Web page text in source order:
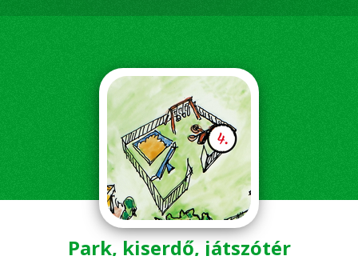
Park, kiserdő, játszótér